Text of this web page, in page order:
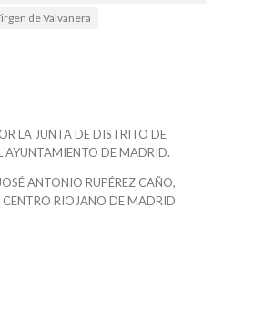
de Valvanera
LA JUNTA DE DISTRITO DE
AYUNTAMIENTO DE MADRID.
ANTONIO RUPÉREZ CAÑO,
CENTRO RIOJANO DE MADRID